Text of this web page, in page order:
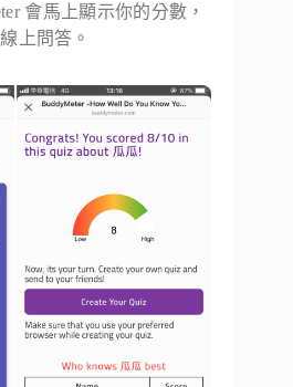
會馬上顯示你的分數，
上問答。